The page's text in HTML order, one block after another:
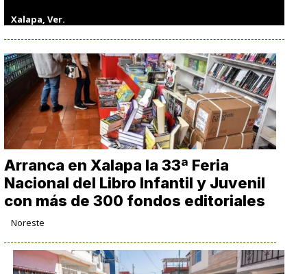
Xalapa, Ver.
Arranca en Xalapa la 33ª Feria
Nacional del Libro Infantil y Juvenil
con más de 300 fondos editoriales
Noreste